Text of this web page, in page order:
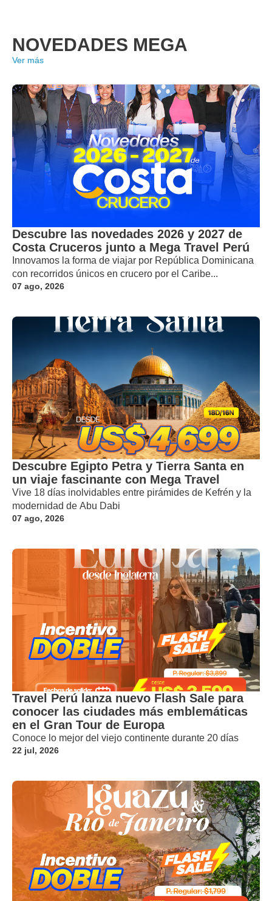
NOVEDADES MEGA
Ver más
Descubre las novedades 2026 y 2027 de
Costa Cruceros junto a Mega Travel Perú
Innovamos la forma de viajar por República Dominicana
con recorridos únicos en crucero por el Caribe...
07 ago, 2026
Descubre Egipto Petra y Tierra Santa en
un viaje fascinante con Mega Travel
Vive 18 días inolvidables entre pirámides de Kefrén y la
modernidad de Abu Dabi
07 ago, 2026
Travel Perú lanza nuevo Flash Sale para
conocer las ciudades más emblemáticas
en el Gran Tour de Europa
Conoce lo mejor del viejo continente durante 20 días
22 jul, 2026